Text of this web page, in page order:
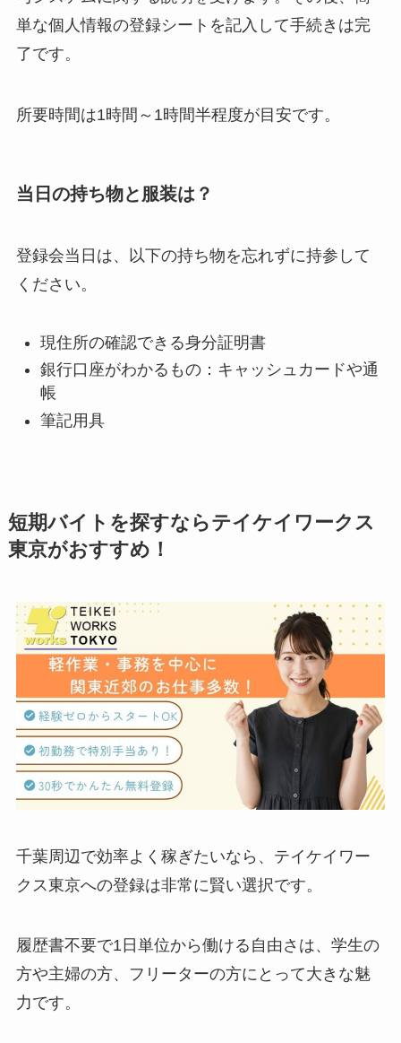
単な個人情報の登録シートを記入して手続きは完
了です。
所要時間は1時間～1時間半程度が目安です。
当日の持ち物と服装は？
登録会当日は、以下の持ち物を忘れずに持参して
ください。
現住所の確認できる身分証明書
銀行口座がわかるもの：キャッシュカードや通
帳
筆記用具
短期バイトを探すならテイケイワークス
東京がおすすめ！
千葉周辺で効率よく稼ぎたいなら、テイケイワー
クス東京への登録は非常に賢い選択です。
履歴書不要で1日単位から働ける自由さは、学生の
方や主婦の方、フリーターの方にとって大きな魅
力です。